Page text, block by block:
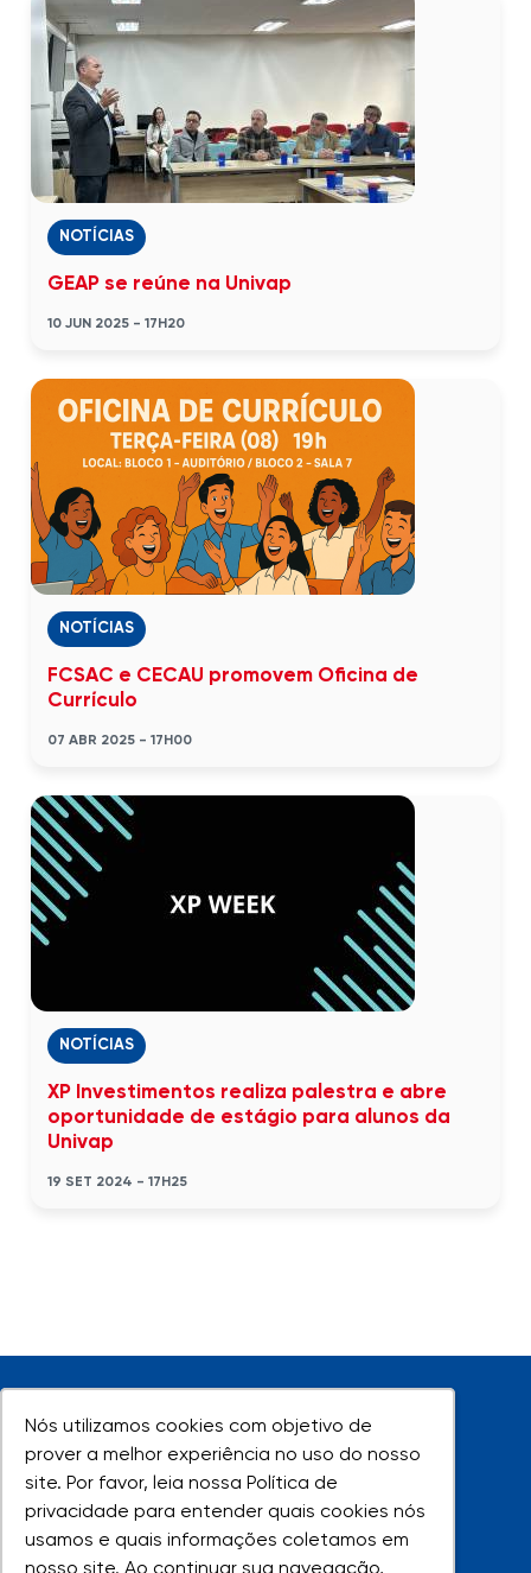
Nós utilizamos cookies com objetivo de
prover a melhor experiência no uso do nosso
site. Por favor, leia nossa Política de
privacidade para entender quais cookies nós
usamos e quais informações coletamos em
Nós utilizamos cookies com objetivo de
prover a melhor experiência no uso do nosso
site. Por favor, leia nossa Política de
privacidade para entender quais cookies nós
usamos e quais informações coletamos em
NOTÍCIAS
GEAP se reúne na Univap
10 JUN 2025 - 17H20
NOTÍCIAS
FCSAC e CECAU promovem Oficina de
Currículo
07 ABR 2025 - 17H00
NOTÍCIAS
XP Investimentos realiza palestra e abre
oportunidade de estágio para alunos da
Univap
19 SET 2024 - 17H25
UNIVAP - Todos os direitos reservados